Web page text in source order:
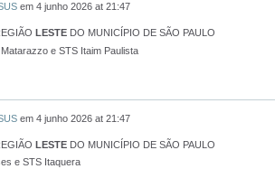
em 4 junho 2026 at 21:47
LESTE DO MUNICÍPIO DE SÃO PAULO
e STS Itaim Paulista
em 4 junho 2026 at 21:47
LESTE DO MUNICÍPIO DE SÃO PAULO
e STS Itaquera